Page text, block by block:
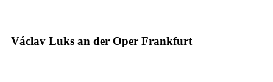
Václav Luks an der Oper Frankfurt